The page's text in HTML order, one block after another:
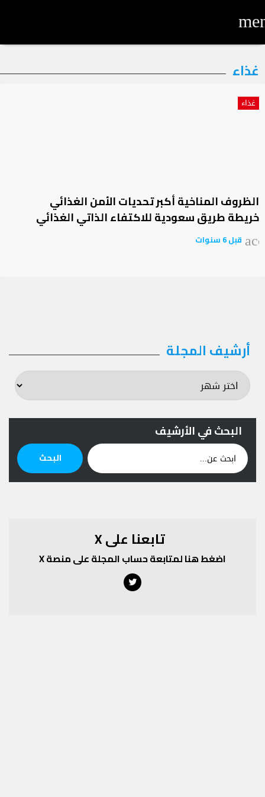
التصنيف:
غذاء
غذاء
غذاء
الظروف المناخية أكبر تحديات الأمن الغذائي
خريطة طريق سعودية للاكتفاء الذاتي الغذائي
قبل 6 سنوات
أرشيف المجلة
المجلة
البحث في الأرشيف
عن:
البحث
تابعنا على X
اضغط هنا لمتابعة حساب المجلة على منصة X
Twitter